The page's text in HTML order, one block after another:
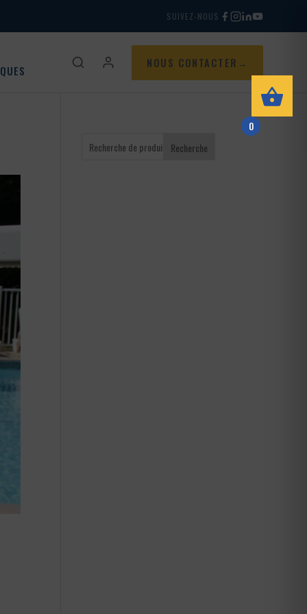
SUIVEZ-NOUS
NOUS CONTACTER
Recherche
0